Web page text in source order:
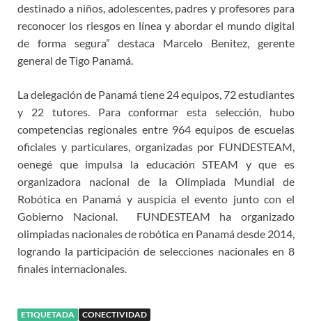
destinado a niños, adolescentes, padres y profesores para
reconocer los riesgos en línea y abordar el mundo digital
de forma segura” destaca Marcelo Benitez, gerente
general de Tigo Panamá.
La delegación de Panamá tiene 24 equipos, 72 estudiantes
y 22 tutores. Para conformar esta selección, hubo
competencias regionales entre 964 equipos de escuelas
oficiales y particulares, organizadas por FUNDESTEAM,
oenegé que impulsa la educación STEAM y que es
organizadora nacional de la Olimpiada Mundial de
Robótica en Panamá y auspicia el evento junto con el
Gobierno Nacional. FUNDESTEAM ha organizado
olimpiadas nacionales de robótica en Panamá desde 2014,
logrando la participación de selecciones nacionales en 8
finales internacionales.
ETIQUETADA
CONECTIVIDAD